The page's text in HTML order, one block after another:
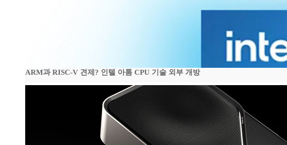
ARM과 RISC-V 견제? 인텔 아톰 CPU 기술 외부 개방